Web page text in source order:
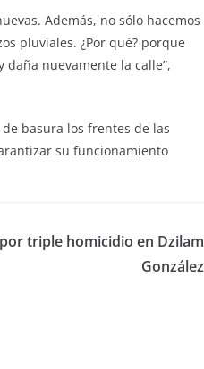
Además, no sólo hacemos
pluviales. ¿Por qué? porque
nuevamente la calle”,
basura los frentes de las
su funcionamiento
triple homicidio en Dzilam
González